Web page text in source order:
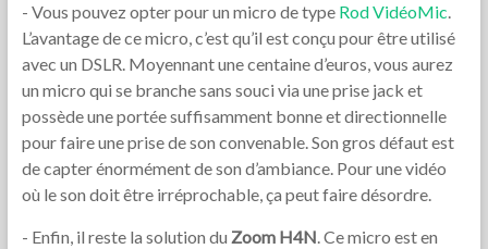
- Vous pouvez opter pour un micro de type Rod VidéoMic.
L’avantage de ce micro, c’est qu’il est conçu pour être utilisé
avec un DSLR. Moyennant une centaine d’euros, vous aurez
un micro qui se branche sans souci via une prise jack et
possède une portée suffisamment bonne et directionnelle
pour faire une prise de son convenable. Son gros défaut est
de capter énormément de son d’ambiance. Pour une vidéo
où le son doit être irréprochable, ça peut faire désordre.
- Enfin, il reste la solution du Zoom H4N. Ce micro est en